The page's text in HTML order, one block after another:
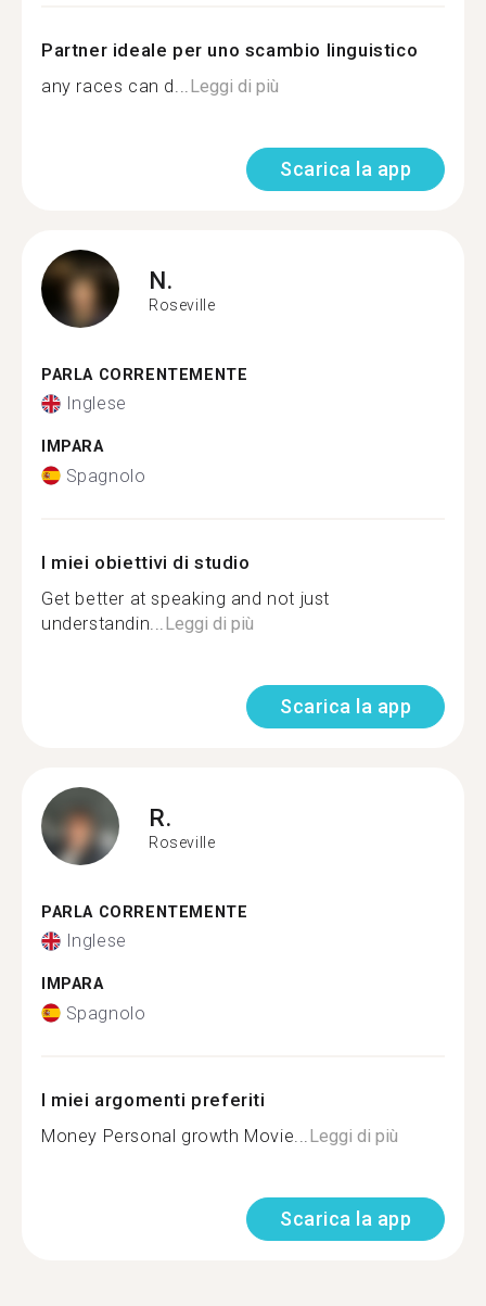
Partner ideale per uno scambio linguistico
any races can d... Leggi di più
Scarica la app
N.
Roseville
PARLA CORRENTEMENTE
Inglese
IMPARA
Spagnolo
I miei obiettivi di studio
Get better at speaking and not just
understandin... Leggi di più
Scarica la app
R.
Roseville
PARLA CORRENTEMENTE
Inglese
IMPARA
Spagnolo
I miei argomenti preferiti
Money Personal growth Movie... Leggi di più
Scarica la app